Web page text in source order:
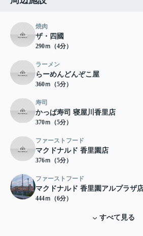
焼肉
ザ・四國
290ｍ（4分）
ラーメン
らーめんどんぞこ屋
360ｍ（5分）
寿司
かっぱ寿司 寝屋川香里店
370ｍ（5分）
ファーストフード
マクドナルド 香里園店
376ｍ（5分）
ファーストフード
マクドナルド 香里園アルプラザ
444ｍ（6分）
すべて見る